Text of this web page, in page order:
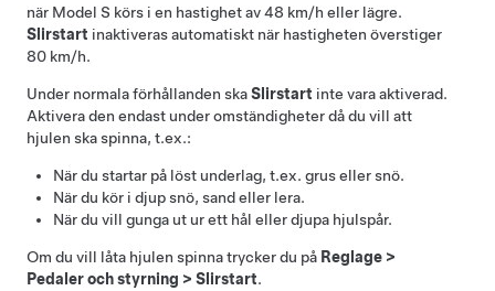
när Model S körs i en hastighet av48 km/h eller lägre.
Slirstart inaktiveras automatiskt när hastigheten överstiger
80 km/h.
Under normala förhållanden skaSlirstart inte vara aktiverad.
Aktivera den endast under omständigheter då du vill att
hjulen ska spinna, t.ex.:
När du startar på löst underlag, t.ex. grus eller snö.
När du kör i djup snö, sand eller lera.
När du vill gunga ut ur ett hål eller djupa hjulspår.
Om du vill låta hjulen spinna trycker du på Reglage >
Pedaler och styrning > Slirstart.